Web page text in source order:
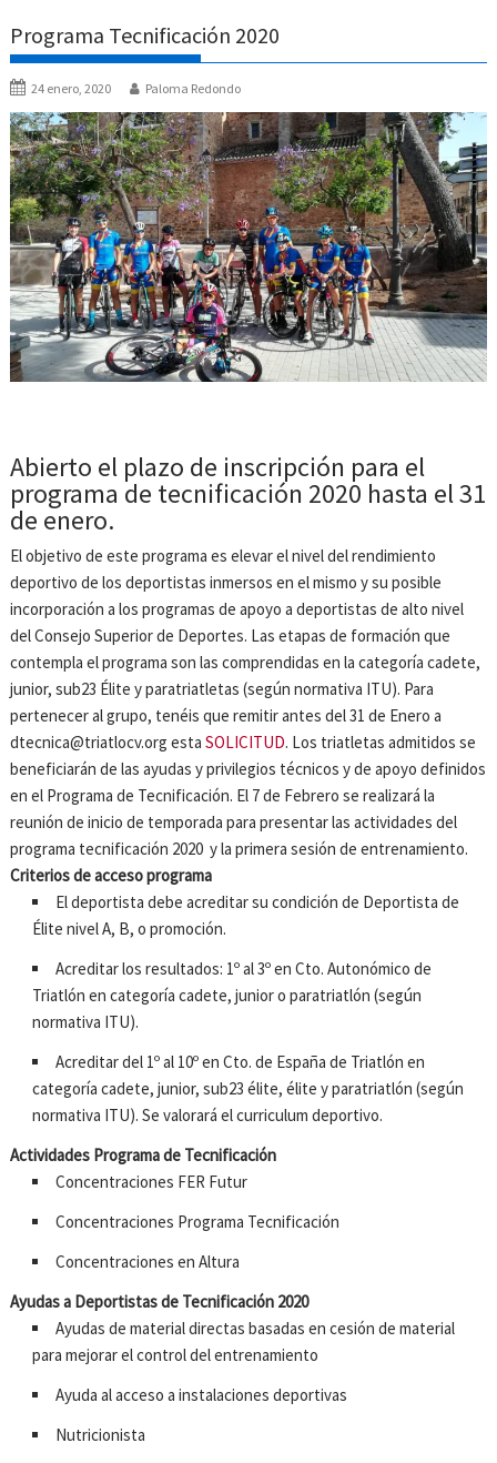
Programa Tecnificación 2020
24 enero, 2020 Paloma Redondo
Abierto el plazo de inscripción para el
programa de tecnificación 2020 hasta el 31
de enero.
El objetivo de este programa es elevar el nivel del rendimiento
deportivo de los deportistas inmersos en el mismo y su posible
incorporación a los programas de apoyo a deportistas de alto nivel
del Consejo Superior de Deportes. Las etapas de formación que
contempla el programa son las comprendidas en la categoría cadete,
junior, sub23 Élite y paratriatletas (según normativa ITU). Para
pertenecer al grupo, tenéis que remitir antes del 31 de Enero a
dtecnica@triatlocv.org estaSOLICITUD. Los triatletas admitidos se
beneficiarán de las ayudas y privilegios técnicos y de apoyo definidos
en el Programa de Tecnificación. El 7 de Febrero se realizará la
reunión de inicio de temporada para presentar las actividades del
programa tecnificación 2020 y la primera sesión de entrenamiento.
Criterios de acceso programa
El deportista debe acreditar su condición de Deportista de
Élite nivel A, B, o promoción.
Acreditar los resultados: 1º al 3º en Cto. Autonómico de
Triatlón en categoría cadete, junior o paratriatlón (según
normativa ITU).
Acreditar del 1º al 10º en Cto. de España de Triatlón en
categoría cadete, junior, sub23 élite, élite y paratriatlón (según
normativa ITU). Se valorará el curriculum deportivo.
Actividades Programa de Tecnificación
Concentraciones FER Futur
Concentraciones Programa Tecnificación
Concentraciones en Altura
Ayudas a Deportistas de Tecnificación 2020
Ayudas de material directas basadas en cesión de material
para mejorar el control del entrenamiento
Ayuda al acceso a instalaciones deportivas
Nutricionista